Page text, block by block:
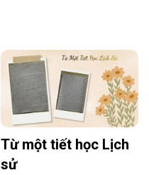
Từ một tiết học Lịch
sử